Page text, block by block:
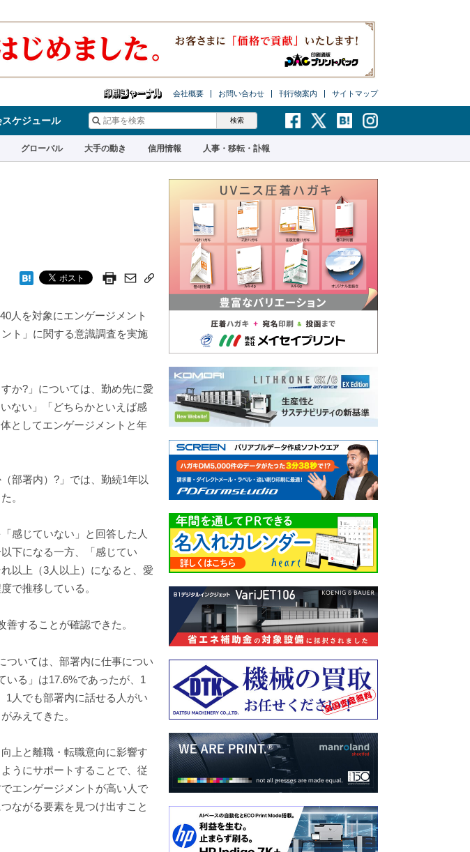
会社概要 お問い合わせ 刊行物案内 サイトマップ
スケジュール
グローバル 大手の動き 信用情報 人事・移転・訃報
人を対象にエンゲージメント
ト」に関する意識調査を実施
か?」については、勤め先に愛
ない」「どちらかといえば感
としてエンゲージメントと年
部署内）?」では、勤続1年以
。
感じていない」と回答した人
下になる一方、「感じてい
以上（3人以上）になると、愛
で推移している。
することが確認できた。
いては、部署内に仕事につい
る」は17.6%であったが、1
1人でも部署内に話せる人がい
みえてきた。
上と離職・転職意向に影響す
うにサポートすることで、従
エンゲージメントが高い人で
ながる要素を見つけ出すこと